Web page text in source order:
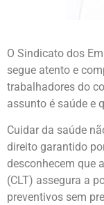
O Sindicato dos
segue atento e
trabalhadores do
assunto é saúde e
Cuidar da saúde
direito garantido
desconhecem que
(CLT) assegura a
preventivos sem